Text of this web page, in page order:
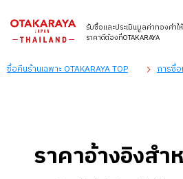
รับซื้อและประเมินมูลค่าทองคำให้
ราคาดีต้องที่OTAKARAYA
ซื้อคืนร้านเฉพาะ OTAKARAYA TOP การซื้
ราคาอ้างอิงสำ